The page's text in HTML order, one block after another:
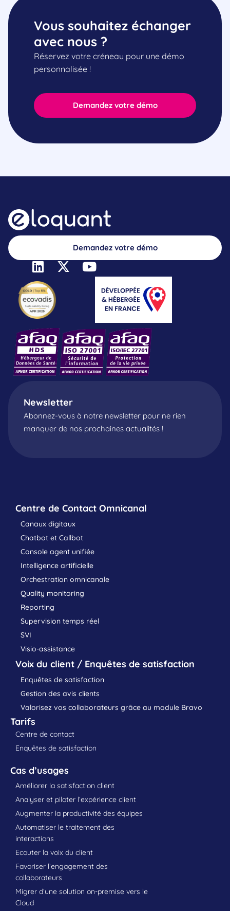
Demandez votre démo
Vous souhaitez échanger
avec nous ?
Réservez votre créneau pour une démo
personnalisée !
Demandez votre démo
Newsletter
Abonnez-vous à notre newsletter pour ne rien
manquer de nos prochaines actualités !
Centre de Contact Omnicanal
Canaux digitaux
Chatbot et Callbot
Console agent unifiée
Intelligence artificielle
Orchestration omnicanale
Quality monitoring
Reporting
Supervision temps réel
SVI
Visio-assistance
Voix du client / Enquêtes de satisfaction
Enquêtes de satisfaction
Gestion des avis clients
Valorisez vos collaborateurs grâce au module Bravo
Tarifs
Centre de contact
Enquêtes de satisfaction
Cas d’usages
Améliorer la satisfaction client
Analyser et piloter l’expérience client
Augmenter la productivité des équipes
Automatiser le traitement des
interactions
Ecouter la voix du client
Favoriser l’engagement des
collaborateurs
Migrer d’une solution on-premise vers le
Cloud